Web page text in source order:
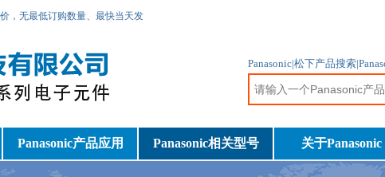
，无最低订购数量、最快当天发
Panasonic|松下产品搜索
Panasonic产品应用 Panasonic相关型号 关于Panasonic